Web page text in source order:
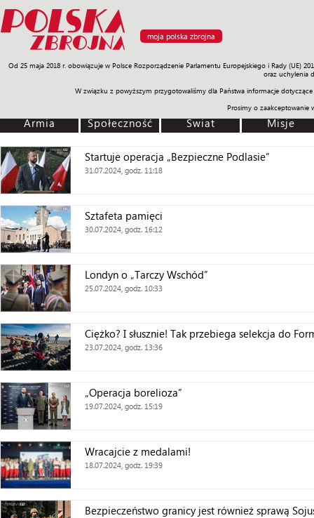
moja polska zbrojna
Od 25 maja 2018 r. obowiązuje w Polsce Rozporządzenie Parlamentu Europejskiego i Rady
oraz uchylenia
W związku z powyższym przygotowaliśmy dla Państwa informacje
Prosimy o
Armia Poligon Sprzęt Misje Polityka Prawo Świat
Armia Społeczność Świat Misje
Startuje operacja „Bezpieczne Podlasie”
31.07.2024, godz. 11:18
Sztafeta pamięci
30.07.2024, godz. 16:12
Londyn o „Tarczy Wschód”
25.07.2024, godz. 10:33
Ciężko? I słusznie! Tak przebiega selekcja do
23.07.2024, godz. 13:36
„Operacja borelioza”
19.07.2024, godz. 15:19
Wracajcie z medalami!
18.07.2024, godz. 19:39
Bezpieczeństwo granicy jest również sprawą